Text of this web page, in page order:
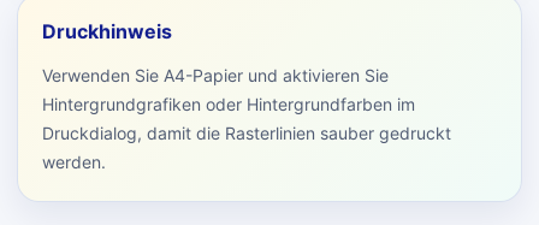
Druckhinweis
Verwenden Sie A4-Papier und aktivieren Sie
Hintergrundgrafiken oder Hintergrundfarben im
Druckdialog, damit die Rasterlinien sauber gedruckt
werden.